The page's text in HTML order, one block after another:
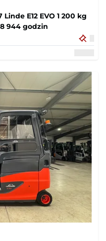
E12 EVO 1 200 kg
944 godzin